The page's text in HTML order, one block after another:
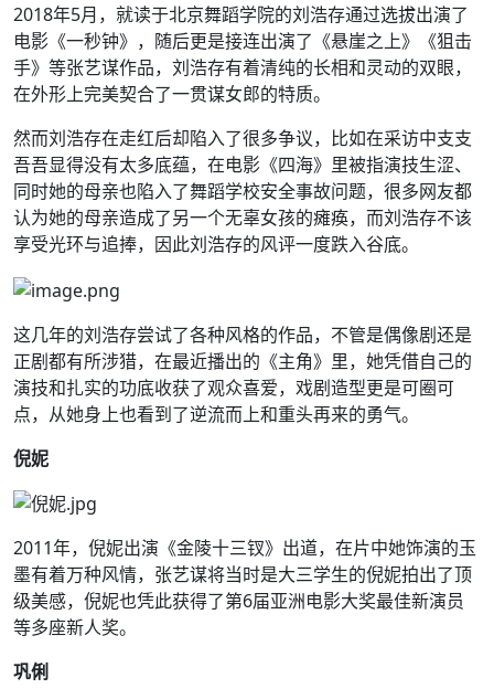
2018年5月，就读于北京舞蹈学院的刘浩存通过选拔出演了
电影《一秒钟》，随后更是接连出演了《悬崖之上》《狙击
手》等张艺谋作品，刘浩存有着清纯的长相和灵动的双眼，
在外形上完美契合了一贯谋女郎的特质。
然而刘浩存在走红后却陷入了很多争议，比如在采访中支支
吾吾显得没有太多底蕴，在电影《四海》里被指演技生涩、
同时她的母亲也陷入了舞蹈学校安全事故问题，很多网友都
认为她的母亲造成了另一个无辜女孩的瘫痪，而刘浩存不该
享受光环与追捧，因此刘浩存的风评一度跌入谷底。
这几年的刘浩存尝试了各种风格的作品，不管是偶像剧还是
正剧都有所涉猎，在最近播出的《主角》里，她凭借自己的
演技和扎实的功底收获了观众喜爱，戏剧造型更是可圈可
点，从她身上也看到了逆流而上和重头再来的勇气。
倪妮
2011年，倪妮出演《金陵十三钗》出道，在片中她饰演的玉
墨有着万种风情，张艺谋将当时是大三学生的倪妮拍出了顶
级美感，倪妮也凭此获得了第6届亚洲电影大奖最佳新演员
等多座新人奖。
巩俐